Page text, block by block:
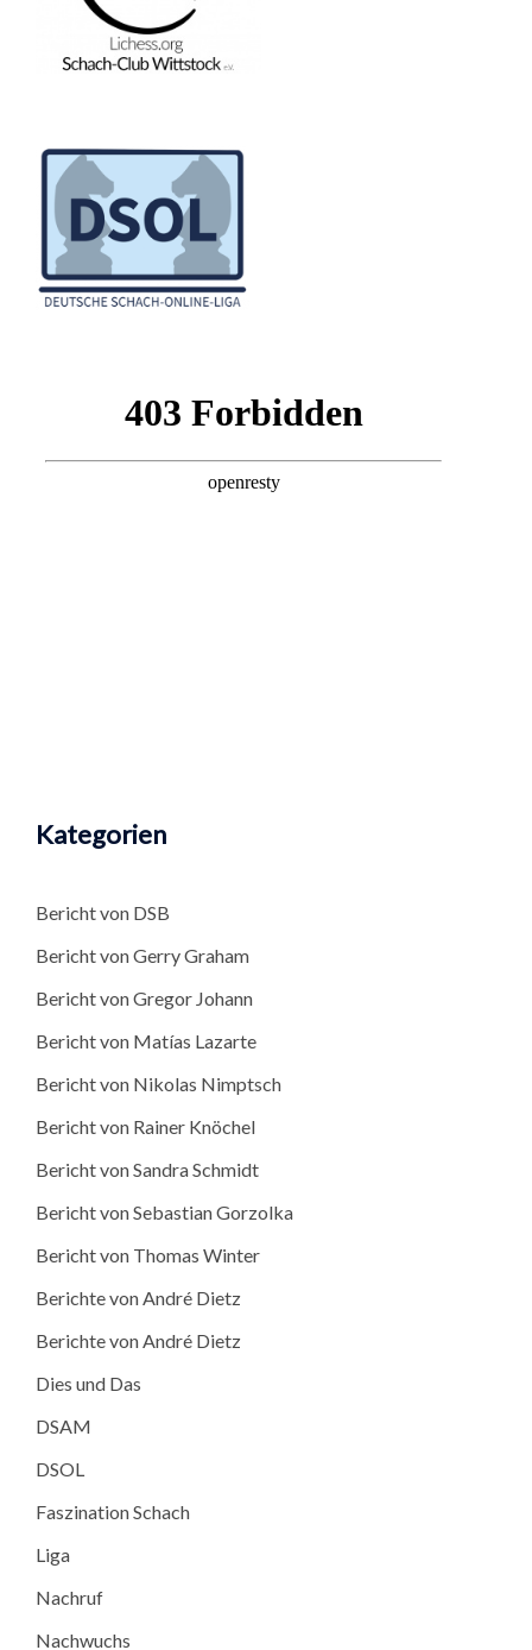
Kategorien
Bericht von DSB
Bericht von Gerry Graham
Bericht von Gregor Johann
Bericht von Matías Lazarte
Bericht von Nikolas Nimptsch
Bericht von Rainer Knöchel
Bericht von Sandra Schmidt
Bericht von Sebastian Gorzolka
Bericht von Thomas Winter
Berichte von André Dietz
Berichte von André Dietz
Dies und Das
DSAM
DSOL
Faszination Schach
Liga
Nachruf
Nachwuchs